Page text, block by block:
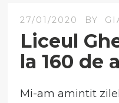
27/01/2020 BY
Liceul
la 160 de
Mi-am amintit